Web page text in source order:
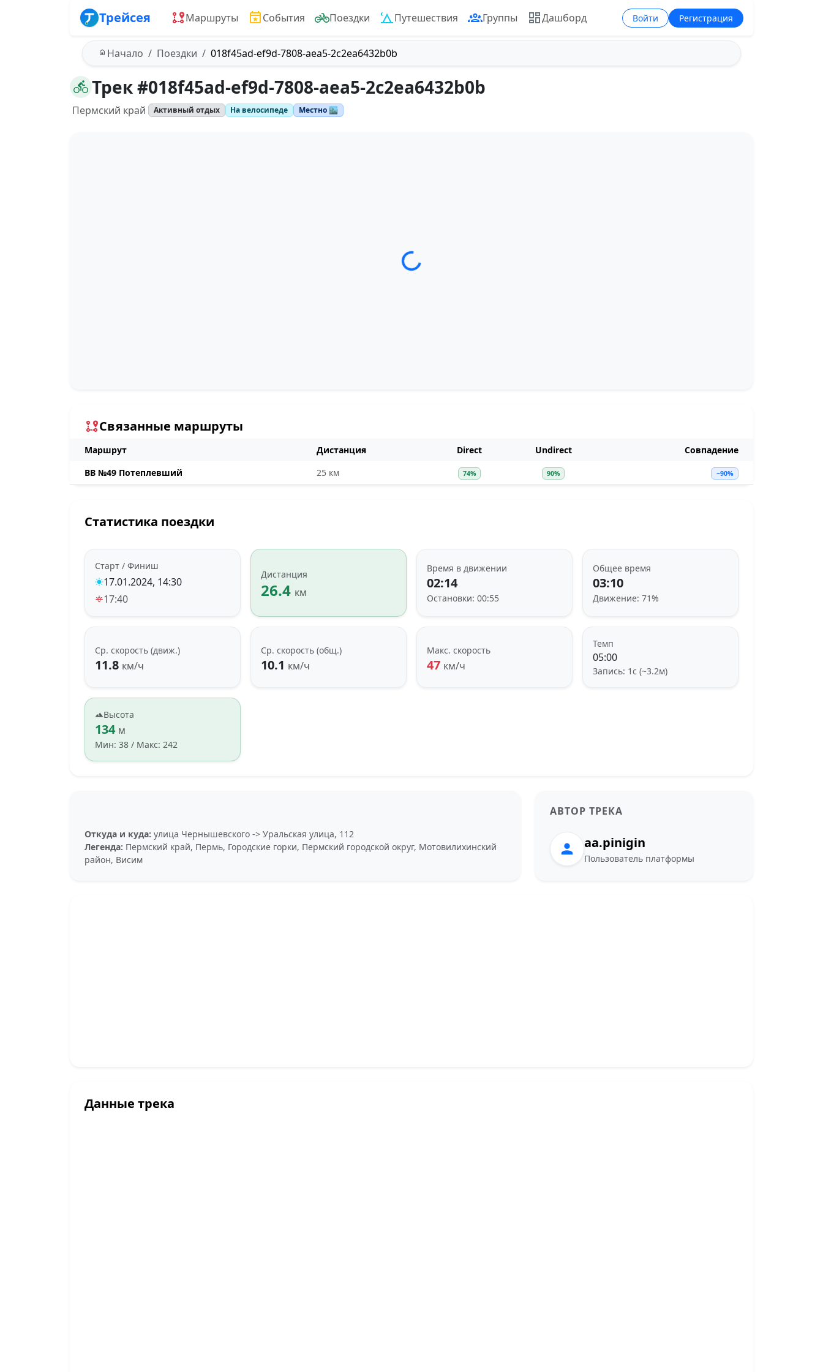
Трейсея Маршруты События Поездки Путешествия Группы Дашборд Войти Регистрация
Начало Поездки 018f45ad-ef9d-7808-aea5-2c2ea6432b0b
Трек #018f45ad-ef9d-7808-aea5-2c2ea6432b0b
Пермский край Активный отдых На велосипеде Местно 🏙️
Загрузка трека...
Связанные маршруты
Маршрут Дистанция Direct Undirect
Совпадение
ВВ №49 Потеплевший
25 км 74% 90% ~90%
Статистика поездки
Старт / Финиш
17.01.2024, 14:30
17:40
Дистанция
26.4 км
Время в движении
02:14
Остановки: 00:55
Общее время
03:10
Движение: 71%
Ср. скорость (движ.)
11.8 км/ч
Ср. скорость (общ.)
10.1 км/ч
Макс. скорость
47 км/ч
Темп
05:00
Запись: 1с (~3.2м)
Высота
134 м
Мин: 38 / Макс: 242
Откуда и куда: улица Чернышевского -> Уральская улица, 112
Легенда: Пермский край, Пермь, Городские горки, Пермский городской округ, Мотовилихинский
район, Висим
АВТОР ТРЕКА
aa.pinigin
Пользователь платформы
Данные трека